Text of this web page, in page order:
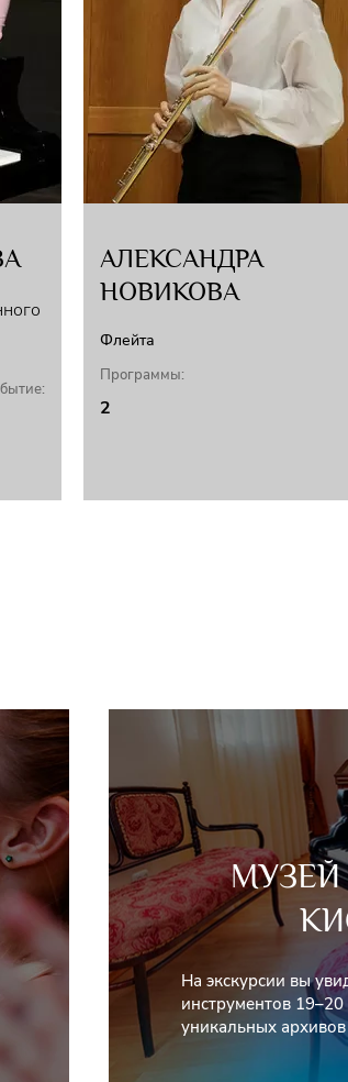
гастролировал в Германии, Италии,
Греции, на Кипре. По заказу
оркестром произведения
коллективами, в их числе
Российский национальный
оркестр имени Е.Ф.
АЛЕКСАНДРА
НОВИКОВА
Флейта
Программы:
2
На экскурсии вы
инструментов
уникальных